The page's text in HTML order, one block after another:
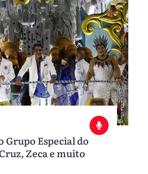
Especial do
Zeca e muito